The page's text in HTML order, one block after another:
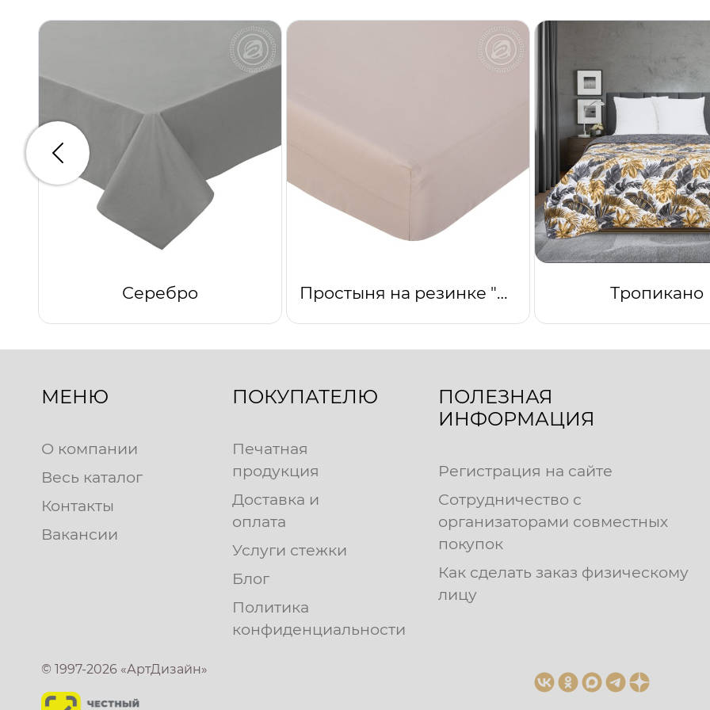
Серебро Простыня на резинке "Капучино" Тропикано
Предыдущий
МЕНЮ
О компании
Весь каталог
Контакты
Вакансии
ПОКУПАТЕЛЮ
Печатная
продукция
Доставка и
оплата
Услуги стежки
Блог
Политика
конфиденциальности
ПОЛЕЗНАЯ
ИНФОРМАЦИЯ
Регистрация на сайте
Сотрудничество с
организаторами совместных
покупок
Как сделать заказ физическому
лицу
© 1997-2026 «АртДизайн»